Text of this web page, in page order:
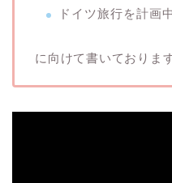
ドイツ旅行を計画
に向けて書いております